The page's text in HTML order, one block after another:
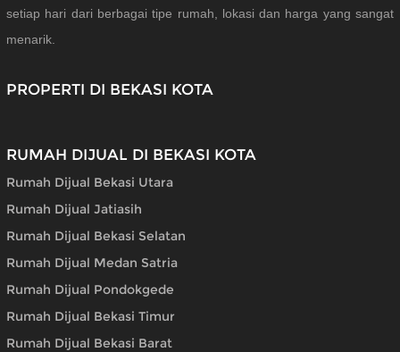
setiap hari dari berbagai tipe rumah, lokasi dan harga yang sangat
menarik.
PROPERTI DI BEKASI KOTA
RUMAH DIJUAL DI BEKASI KOTA
Rumah Dijual Bekasi Utara
Rumah Dijual Jatiasih
Rumah Dijual Bekasi Selatan
Rumah Dijual Medan Satria
Rumah Dijual Pondokgede
Rumah Dijual Bekasi Timur
Rumah Dijual Bekasi Barat